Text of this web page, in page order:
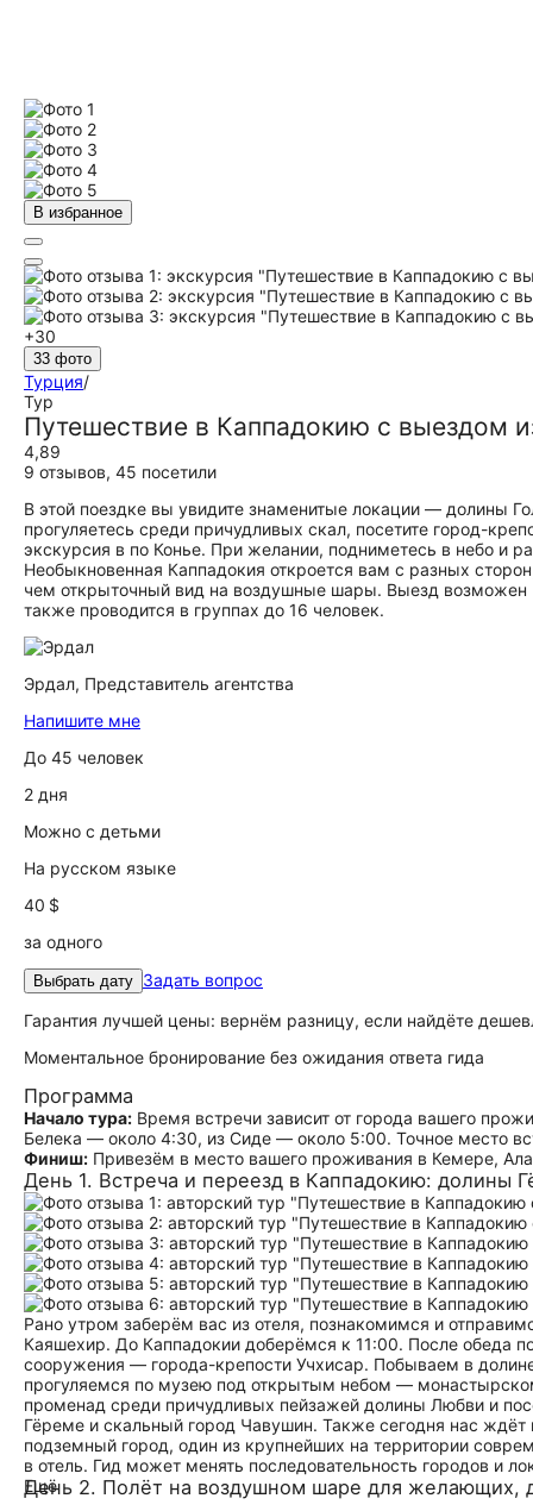
В избранное
+30
33 фото
Турция/
Тур
Путешествие в Каппадокию с выездом
4,89
9 отзывов, 45 посетили
В этой поездке вы увидите знаменитые локации — долины
прогуляетесь среди причудливых скал, посетите город-
экскурсия в по Конье. При желании, подниметесь в небо и
Необыкновенная Каппадокия откроется вам с разных
чем открыточный вид на воздушные шары. Выезд возможен
также проводится в группах до 16 человек.
Эрдал, Представитель агентства
Напишите мне
До 45 человек
2 дня
Можно с детьми
На русском языке
40 $
за одного
Выбрать дату Задать вопрос
Гарантия лучшей цены: вернём разницу, если найдёте
Моментальное бронирование без ожидания ответа гида
Программа
Начало тура: Время встречи зависит от города вашего
Белека — около 4:30, из Сиде — около 5:00. Точное место
Финиш: Привезём в место вашего проживания в Кемере,
День 1. Встреча и переезд в Каппадокию: долины
Рано утром заберём вас из отеля, познакомимся и
Каяшехир. До Каппадокии доберёмся к 11:00. После обеда
сооружения — города-крепости Учхисар. Побываем в
прогуляемся по музею под открытым небом —
променад среди причудливых пейзажей долины Любви и
Гёреме и скальный город Чавушин. Также сегодня нас
подземный город, один из крупнейших на территории
в отель. Гид может менять последовательность городов и
Ещё
День 2. Полёт на воздушном шаре для желающих,